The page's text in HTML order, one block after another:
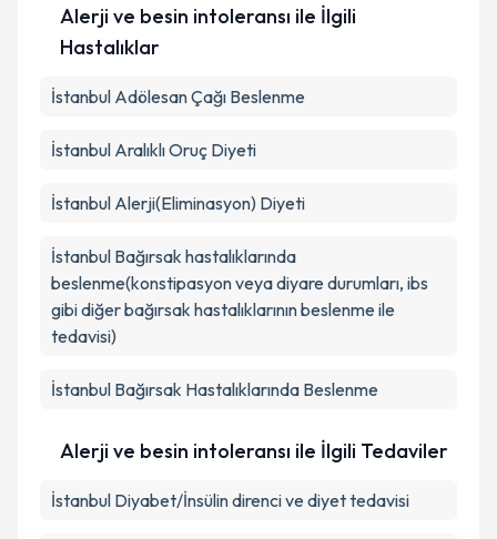
Alerji ve besin intoleransı ile İlgili
Hastalıklar
İstanbul Adölesan Çağı Beslenme
İstanbul Aralıklı Oruç Diyeti
İstanbul Alerji(Eliminasyon) Diyeti
İstanbul Bağırsak hastalıklarında
beslenme(konstipasyon veya diyare durumları, ibs
gibi diğer bağırsak hastalıklarının beslenme ile
tedavisi)
İstanbul Bağırsak Hastalıklarında Beslenme
Alerji ve besin intoleransı ile İlgili Tedaviler
İstanbul Diyabet/İnsülin direnci ve diyet tedavisi